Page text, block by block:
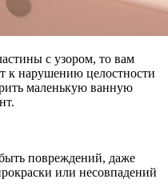
с узором, то вам
к нарушению целостности
маленькую ванную
повреждений, даже
или несовпадений